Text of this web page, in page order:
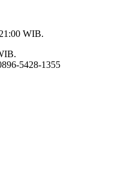
WIB.
5428-1355